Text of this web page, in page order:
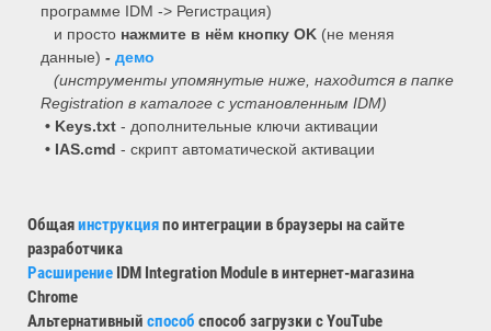
программе IDM -> Регистрация)
и просто нажмите в нём кнопку OK (не меняя
данные) -демо
(инструменты упомянутые ниже, находится в папке
Registration в каталоге с установленным IDM)
• Keys.txt - дополнительные ключи активации
• IAS.cmd - скрипт автоматической активации
Общаяинструкцияпо интеграции в браузеры на сайте
разработчика
Расширение IDM Integration Module в интернет-магазина
Сhrome
Альтернативный способ способ загрузки с YouTube